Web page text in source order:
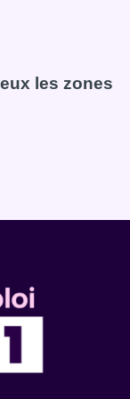
au rendez-vous
les zones
les zones 30